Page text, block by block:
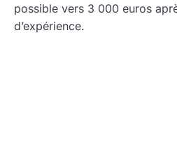
possible vers 3 000 euros
d’expérience.